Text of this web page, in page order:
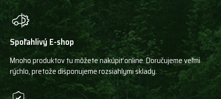
Spoľahlivý E-shop
Mnoho produktov tu môžete nakúpiť online. Doručujeme veľmi
rýchlo, pretože disponujeme rozsiahlymi sklady.